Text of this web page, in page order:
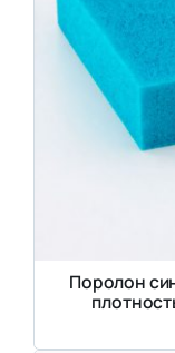
Поролон